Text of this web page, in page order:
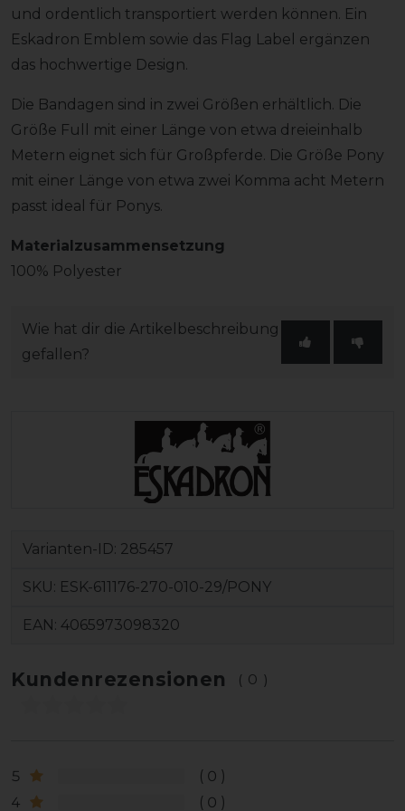
und ordentlich transportiert werden können. Ein
Eskadron Emblem sowie das Flag Label ergänzen
das hochwertige Design.
Die Bandagen sind in zwei Größen erhältlich. Die
Größe Full mit einer Länge von etwa dreieinhalb
Metern eignet sich für Großpferde. Die Größe Pony
mit einer Länge von etwa zwei Komma acht Metern
passt ideal für Ponys.
Materialzusammensetzung
100% Polyester
Wie hat dir die Artikelbeschreibung
gefallen?
Varianten-ID: 285457
SKU: ESK-611176-270-010-29/PONY
EAN: 4065973098320
Kundenrezensionen (0)
5
0
4
0